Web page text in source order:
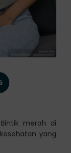
merah di
yang